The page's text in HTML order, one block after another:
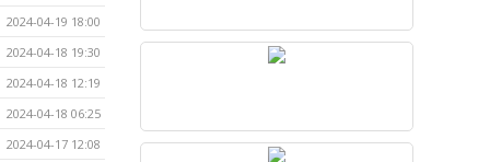
2024-04-19 18:00
2024-04-18 19:30
2024-04-18 12:19
2024-04-18 06:25
2024-04-17 12:08